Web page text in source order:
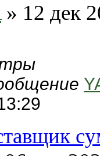
» 12 дек